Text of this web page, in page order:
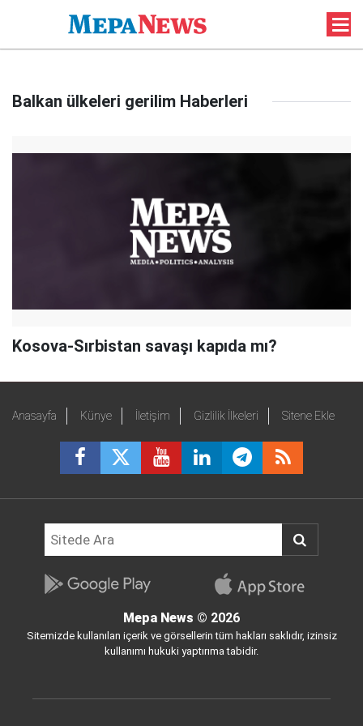
Balkan ülkeleri gerilim Haberleri
Kosova-Sırbistan savaşı kapıda mı?
Anasayfa Künye İletişim Gizlilik İlkeleri Sitene Ekle
Mepa News © 2026
Sitemizde kullanılan içerik ve görsellerin tüm hakları saklıdır, izinsiz
kullanımı hukuki yaptırıma tabidir.